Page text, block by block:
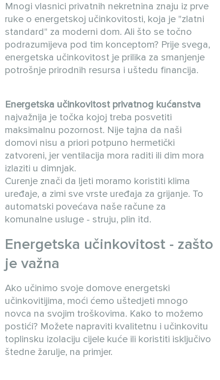
Mnogi vlasnici privatnih nekretnina znaju iz prve
ruke o energetskoj učinkovitosti, koja je "zlatni
standard" za moderni dom. Ali što se točno
podrazumijeva pod tim konceptom? Prije svega,
energetska učinkovitost je prilika za smanjenje
potrošnje prirodnih resursa i uštedu financija.
Energetska učinkovitost privatnog kućanstva
najvažnija je točka kojoj treba posvetiti
maksimalnu pozornost. Nije tajna da naši
domovi nisu a priori potpuno hermetički
zatvoreni, jer ventilacija mora raditi ili dim mora
izlaziti u dimnjak.
Curenje znači da ljeti moramo koristiti klima
uređaje, a zimi sve vrste uređaja za grijanje. To
automatski povećava naše račune za
komunalne usluge - struju, plin itd.
Energetska učinkovitost - zašto
je važna
Ako učinimo svoje domove energetski
učinkovitijima, moći ćemo uštedjeti mnogo
novca na svojim troškovima. Kako to možemo
postići? Možete napraviti kvalitetnu i učinkovitu
toplinsku izolaciju cijele kuće ili koristiti isključivo
štedne žarulje, na primjer.